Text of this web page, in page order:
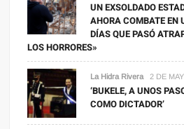
UN EXSOLDADO
AHORA COMBATE EN
DÍAS QUE PASÓ
LOS HORRORES»
La Hidra Rivera 2 DE
‘BUKELE, A UNOS
COMO DICTADOR’